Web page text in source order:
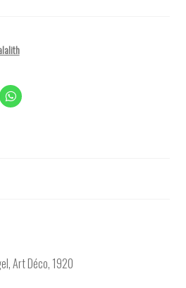
Art Déco, 1920